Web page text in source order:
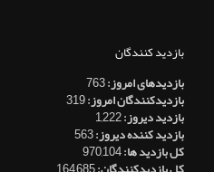
بازدید کنندگان
بازدیدهای امروز:763
بازدیدکنندگان امروز:319
بازدید دیروز:1,222
بازدید کننده دیروز:563
کل بازدید ها:970,104